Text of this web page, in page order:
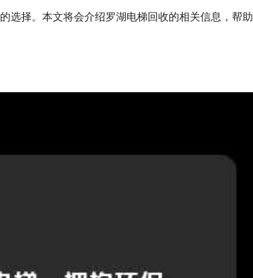
选择。本文将会介绍罗湖电梯回收的相关信息，帮助